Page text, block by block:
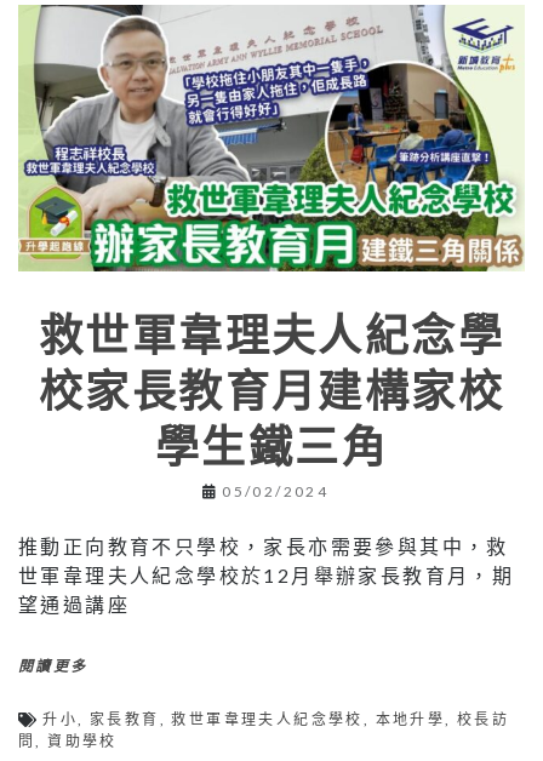
救世軍韋理夫人紀念學
校家長教育月建構家校
學生鐵三角
05/02/2024
推動正向教育不只學校，家長亦需要參與其中，救
世軍韋理夫人紀念學校於12月舉辦家長教育月，期
望通過講座
閱讀更多
升小 家長教育 ,救世軍韋理夫人紀念學校 本地升學 ,校長訪
問
,資助學校